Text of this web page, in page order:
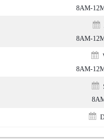
8AM-
8AM-
8AM-